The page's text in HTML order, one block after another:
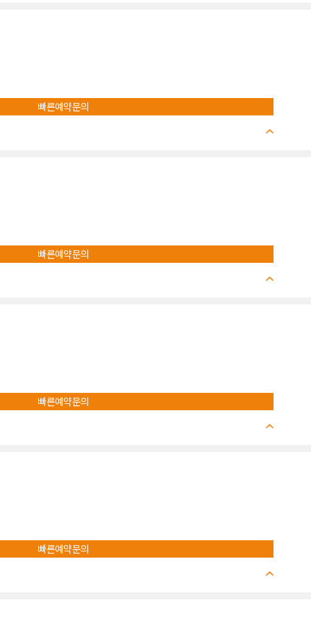
빠른예약문의
빠른예약문의
빠른예약문의
빠른예약문의